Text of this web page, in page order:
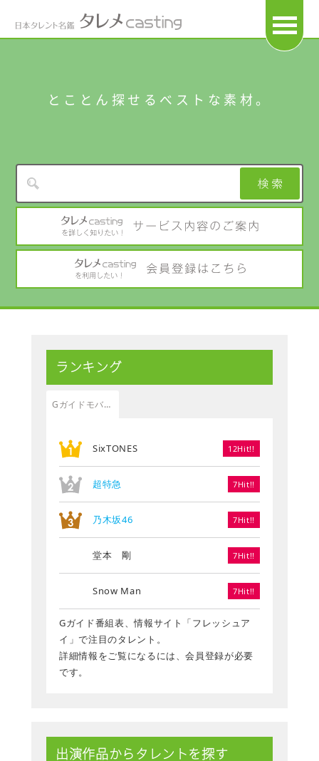
とことん探せるベストな素材。
ランキング
Gガイドモバイル
SixTONES 12Hit!!
超特急 7Hit!!
乃木坂46 7Hit!!
堂本 剛 7Hit!!
Snow Man 7Hit!!
Gガイド番組表、情報サイト「フレッシュア
イ」で注目のタレント。
詳細情報をご覧になるには、会員登録が必要
です。
出演作品からタレントを探す